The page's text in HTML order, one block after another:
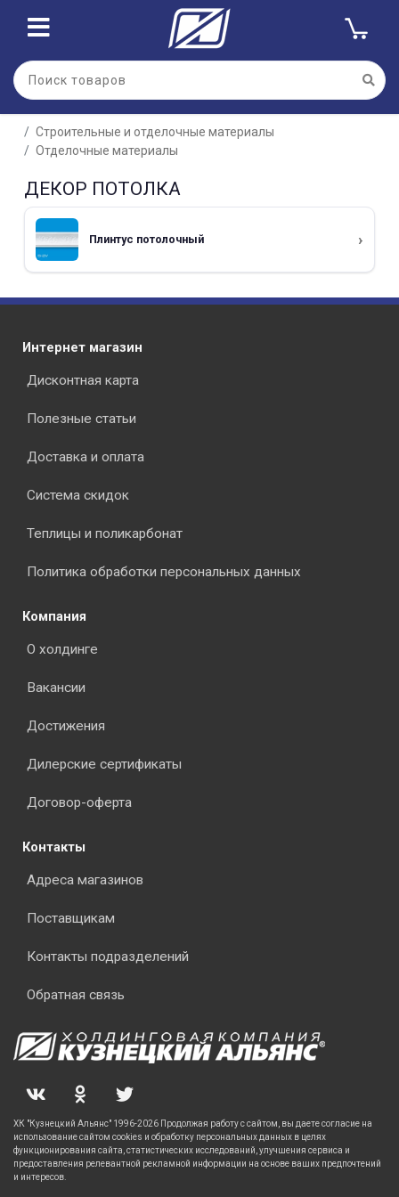
Строительные и отделочные материалы
Отделочные материалы
ДЕКОР ПОТОЛКА
Плинтус потолочный
Интернет магазин
Дисконтная карта
Полезные статьи
Доставка и оплата
Система скидок
Теплицы и поликарбонат
Политика обработки персональных данных
Компания
О холдинге
Вакансии
Достижения
Дилерские сертификаты
Договор-оферта
Контакты
Адреса магазинов
Поставщикам
Контакты подразделений
Обратная связь
ХК "Кузнецкий Альянс" 1996-2026 Продолжая работу с сайтом, вы даете согласие на
использование сайтом cookies и обработку персональных данных в целях
функционирования сайта, статистических исследований, улучшения сервиса и
предоставления релевантной рекламной информации на основе ваших предпочтений
и интересов.